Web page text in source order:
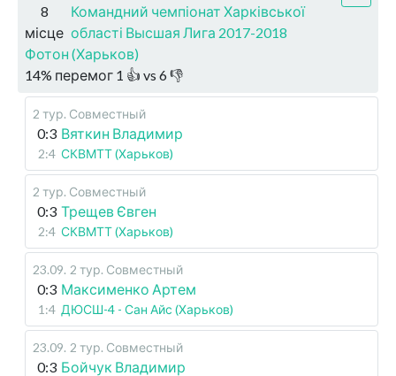
8
місце
Командний чемпіонат Харківської
області Высшая Лига 2017-2018
Фотон (Харьков)
14% перемог 1 👍 vs 6👎
2 тур. Совместный
0:3 Вяткин Владимир
2:4 СКВМТТ (Харьков)
2 тур. Совместный
0:3 Трещев Євген
2:4 СКВМТТ (Харьков)
23.09. 2 тур. Совместный
0:3 Максименко Артем
1:4 ДЮСШ-4 - Сан Айс (Харьков)
23.09. 2 тур. Совместный
0:3 Бойчук Владимир